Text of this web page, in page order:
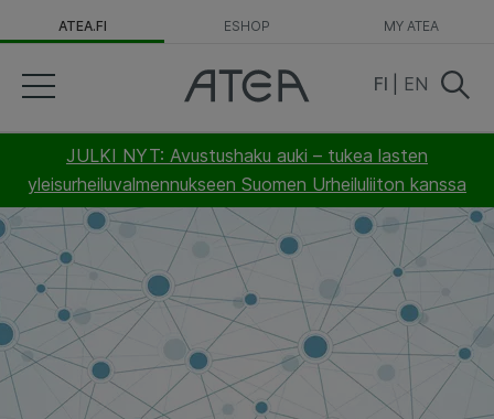
ATEA.FI ESHOP MY ATEA
JULKI NYT: Avustushaku auki – tukea lasten
yleisurheiluvalmennukseen Suomen Urheiluliiton kanssa
FI EN